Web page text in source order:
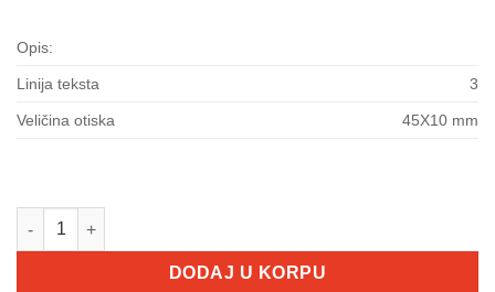
Opis:
Linija teksta 3
Veličina otiska 45X10 mm
Drveni pečat 45x10 količina
DODAJ U KORPU